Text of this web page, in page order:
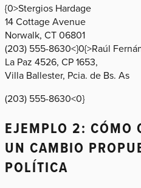
{0>Stergios Hardage
14 Cottage Avenue
Norwalk, CT 06801
(203) 555-8630<}0{>Raúl
La Paz 4526, CP 1653,
Villa Ballester, Pcia. de Bs. As
(203) 555-8630<0}
EJEMPLO 2: CÓMO
UN CAMBIO
POLÍTICA